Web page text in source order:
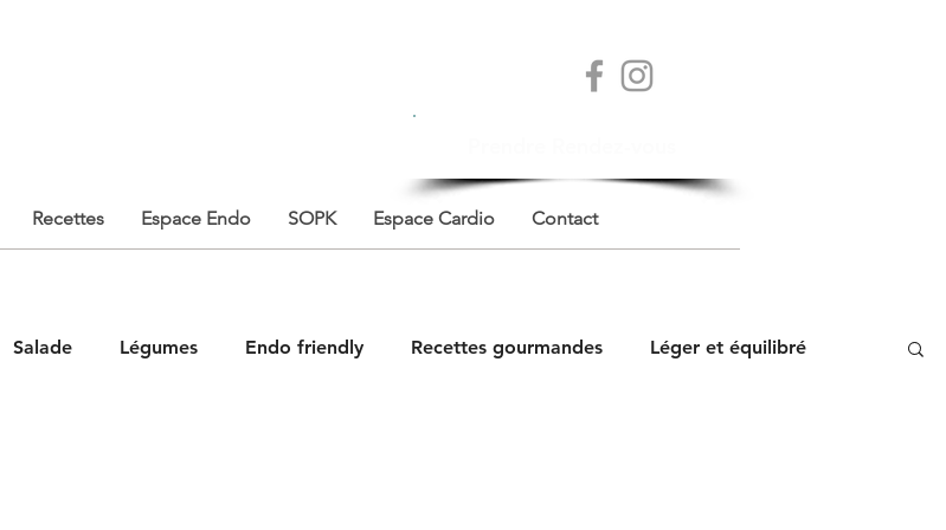
Recettes Espace Endo SOPK Espace Cardio Contact
Salade Légumes Endo friendly Recettes gourmandes Léger et équilibré